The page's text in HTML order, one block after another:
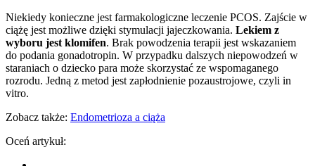
Niekiedy konieczne jest farmakologiczne leczenie PCOS. Zajście w
ciążę jest możliwe dzięki stymulacji jajeczkowania. Lekiem z
wyboru jest klomifen. Brak powodzenia terapii jest wskazaniem
do podania gonadotropin. W przypadku dalszych niepowodzeń w
staraniach o dziecko para może skorzystać ze wspomaganego
rozrodu. Jedną z metod jest zapłodnienie pozaustrojowe, czyli in
vitro.
Zobacz także: Endometrioza a ciąża
Oceń artykuł: